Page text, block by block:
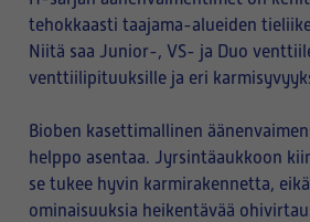
tehokkaasti taajama-alueiden
Niitä saa Junior-, VS- ja Duo
venttiilipituuksille ja eri
Bioben kasettimallinen
helppo asentaa. Jyrsintäaukkoon
se tukee hyvin karmirakennetta,
ominaisuuksia heikentävää